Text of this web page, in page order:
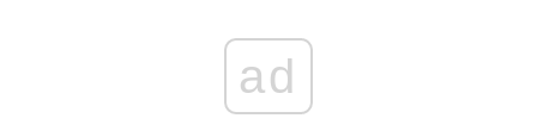
ad